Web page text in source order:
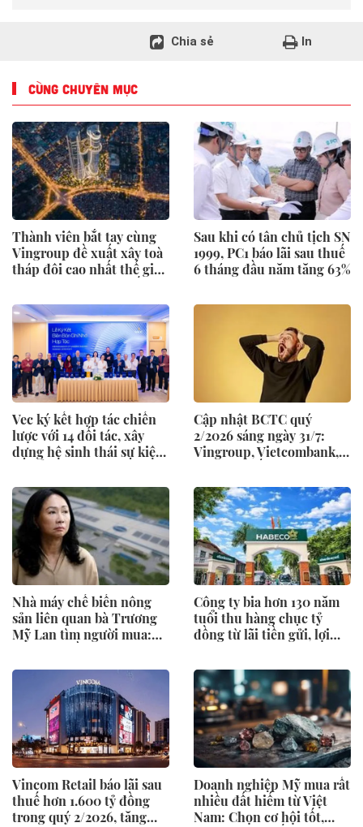
Chia sẻ In
CÙNG CHUYÊN MỤC
Thành viên bắt tay cùng
Vingroup đề xuất xây toà
tháp đôi cao nhất thế giới
thông tin bất ngờ
Sau khi có tân chủ tịch SN
1999, PC1 báo lãi sau thuế
6 tháng đầu năm tăng 63%
Vec ký kết hợp tác chiến
lược với 14 đối tác, xây
dựng hệ sinh thái sự kiện
Cập nhật BCTC quý
2/2026 sáng ngày 31/7:
Vingroup, Vietcombank,
và loạt ông lớn dồn dập
công bố trước hạn chót
Nhà máy chế biến nông
sản liên quan bà Trương
Mỹ Lan tìm người mua:
tỷ đồng
Công ty bia hơn 130 năm
tuổi thu hàng chục tỷ
đồng từ lãi tiền gửi, lợi
Vincom Retail báo lãi sau
thuế hơn 1.600 tỷ đồng
trong quý 2/2026, tăng
Doanh nghiệp Mỹ mua rất
nhiều đất hiếm từ Việt
Nam: Chọn cơ hội tốt,